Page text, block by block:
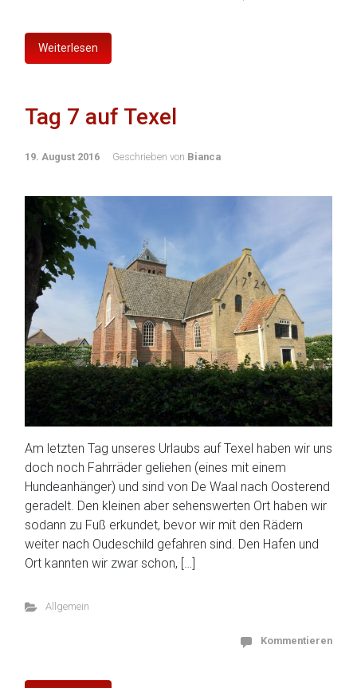
Weiterlesen
Tag 7 auf Texel
19. August 2016 Geschrieben von Bianca
Am letzten Tag unseres Urlaubs auf Texel haben wir uns
doch noch Fahrräder geliehen (eines mit einem
Hundeanhänger) und sind von De Waal nach Oosterend
geradelt. Den kleinen aber sehenswerten Ort haben wir
sodann zu Fuß erkundet, bevor wir mit den Rädern
weiter nach Oudeschild gefahren sind. Den Hafen und
Ort kannten wir zwar schon, […]
Allgemein
Kommentieren